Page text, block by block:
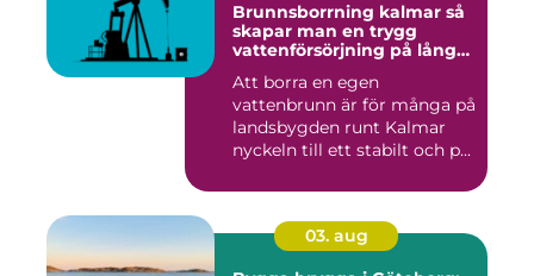
Brunnsborrning kalmar så
skapar man en trygg
vattenförsörjning på lång
Att borra en egen
vattenbrunn är för många på
landsbygden runt Kalmar
nyckeln till ett stabilt och p...
03. aug